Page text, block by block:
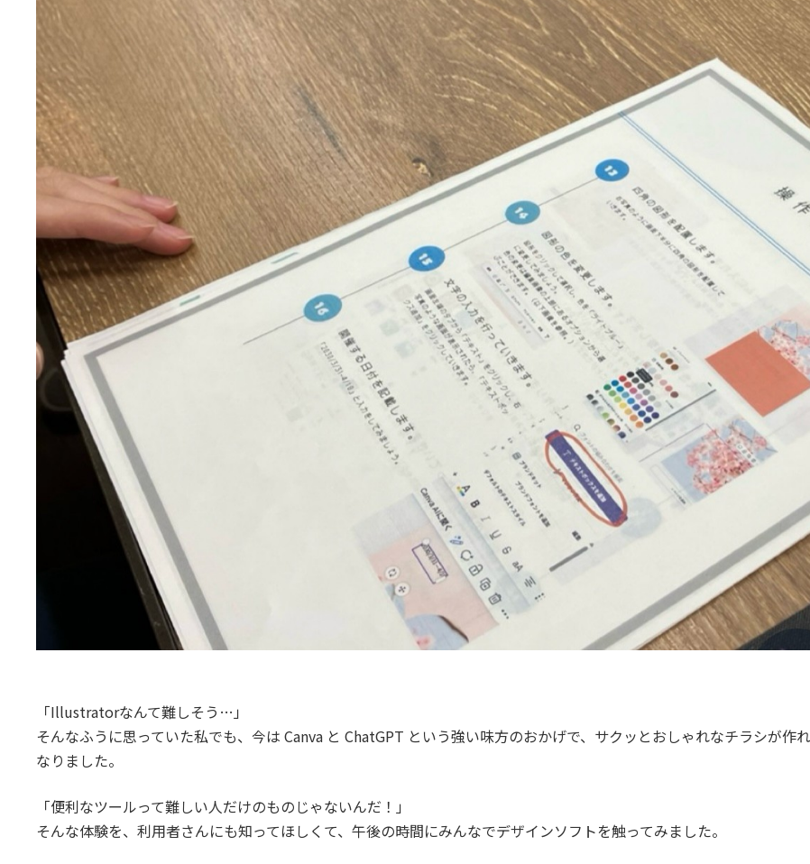
「Illustratorなんて難しそう…」
そんなふうに思っていた私でも、今は Canva と ChatGPT という強い味方のおかげで、サクッとおしゃれなチラシが作
なりました。
「便利なツールって難しい人だけのものじゃないんだ！」
そんな体験を、利用者さんにも知ってほしくて、午後の時間にみんなでデザインソフトを触ってみました。